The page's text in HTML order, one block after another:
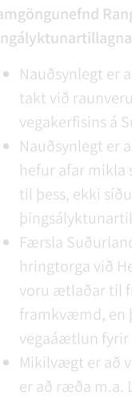
Nauðsynlegt er
takt við
vegakerfisins á
Nauðsynlegt er
hefur afar mikla
til þess, ekki
Færsla
hringtorga við
voru ætlaðar til
framkvæmd, en
vegaáætlun fyrir
Mikilvægt er að
er að ræða m.a.